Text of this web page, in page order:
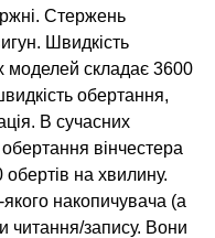
Стержень
Швидкість
моделей складає 3600
обертання,
В сучасних
вінчестера
обертів на хвилину.
накопичувача (а
читання/запису. Вони